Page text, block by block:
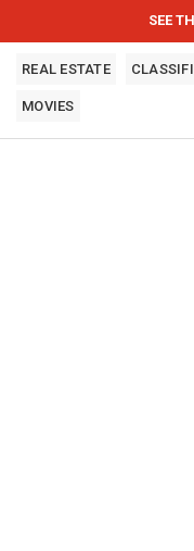
SEE
REAL ESTATE
MOVIES